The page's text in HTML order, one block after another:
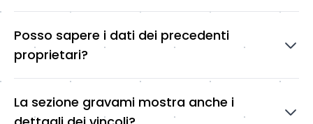
Posso sapere i dati dei precedenti
proprietari?
La sezione gravami mostra anche i